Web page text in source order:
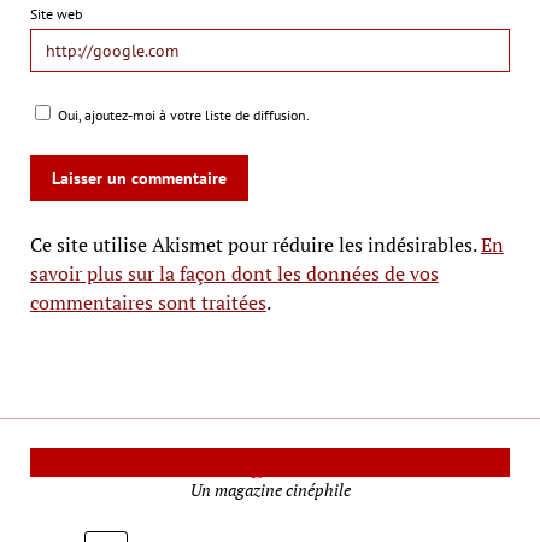
Site web
Oui, ajoutez-moi à votre liste de diffusion.
Ce site utilise Akismet pour réduire les indésirables.En
savoir plus sur la façon dont les données de vos
commentaires sont traitées.
Un magazine cinéphile